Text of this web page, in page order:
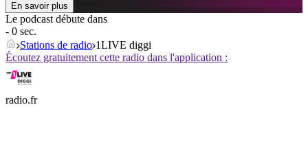
En savoir plus
Le podcast débute dans
- 0 sec.
Stations de radio 1LIVE diggi
Écoutez gratuitement cette radio dans l'application :
radio.fr